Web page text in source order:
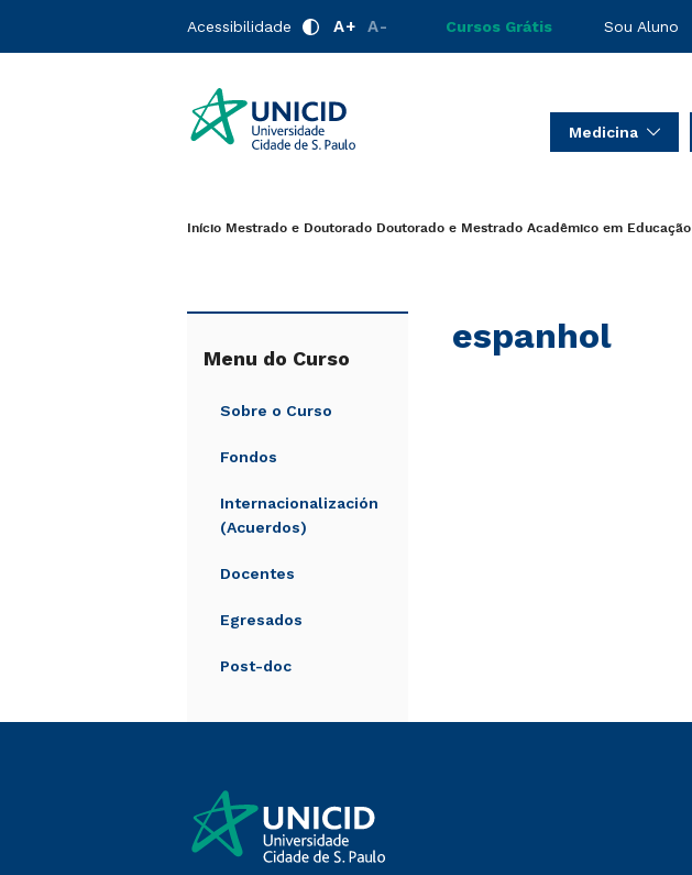
Acessibilidade A+ A- Cursos Grátis Sou Aluno
Medicina
Início Mestrado e Doutorado Doutorado e Mestrado Acadêmico em Educação
Menu do Curso
Sobre o Curso
Fondos
Internacionalización
(Acuerdos)
Docentes
Egresados
Post-doc
espanhol